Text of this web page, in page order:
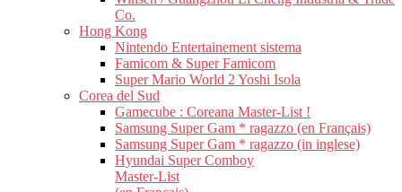
Co.
Hong Kong
Nintendo Entertainement sistema
Famicom & Super Famicom
Super Mario World 2 Yoshi Isola
Corea del Sud
Gamecube : Coreana Master-List !
Samsung Super Gam * ragazzo (en Français)
Samsung Super Gam * ragazzo (in inglese)
Hyundai Super Comboy
Master-List